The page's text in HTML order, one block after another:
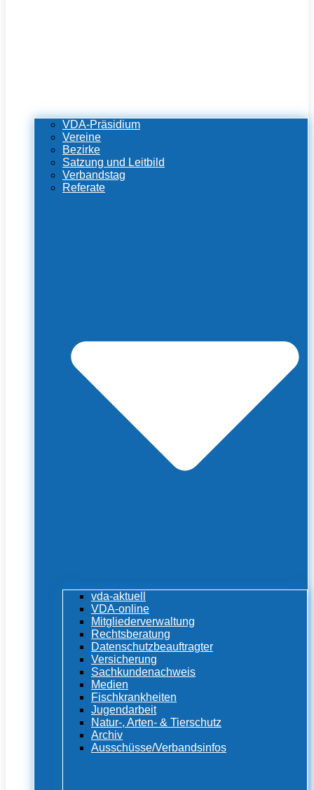
VDA-Präsidium
Vereine
Bezirke
Satzung und Leitbild
Verbandstag
Referate
vda-aktuell
VDA-online
Mitgliederverwaltung
Rechtsberatung
Datenschutzbeauftragter
Versicherung
Sachkundenachweis
Medien
Fischkrankheiten
Jugendarbeit
Natur-, Arten- & Tierschutz
Archiv
Ausschüsse/Verbandsinfos